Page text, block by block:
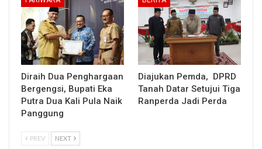
Diraih Dua Penghargaan
Bergengsi, Bupati Eka
Putra Dua Kali Pula Naik
Panggung
Diajukan Pemda, DPRD
Tanah Datar Setujui Tiga
Ranperda Jadi Perda
PREV NEXT